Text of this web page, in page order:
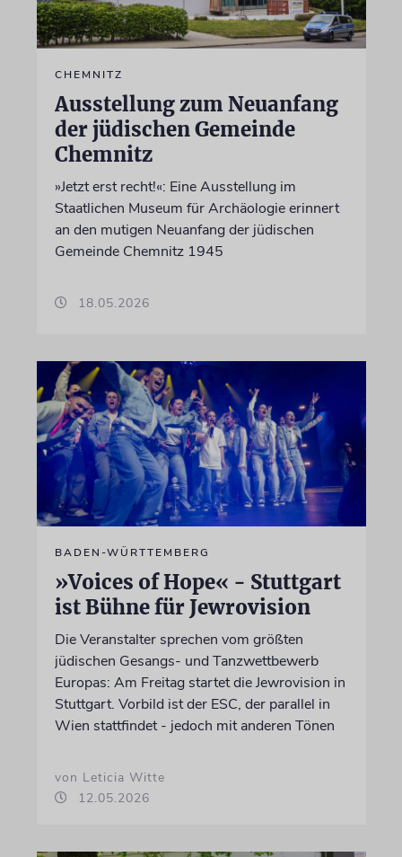
CHEMNITZ
Ausstellung zum Neuanfang
der jüdischen Gemeinde
Chemnitz
»Jetzt erst recht!«: Eine Ausstellung im
Staatlichen Museum für Archäologie erinnert
an den mutigen Neuanfang der jüdischen
Gemeinde Chemnitz 1945
18.05.2026
BADEN-WÜRTTEMBERG
»Voices of Hope« - Stuttgart
ist Bühne für Jewrovision
Die Veranstalter sprechen vom größten
jüdischen Gesangs- und Tanzwettbewerb
Europas: Am Freitag startet die Jewrovision in
Stuttgart. Vorbild ist der ESC, der parallel in
Wien stattfindet - jedoch mit anderen Tönen
von Leticia Witte
12.05.2026